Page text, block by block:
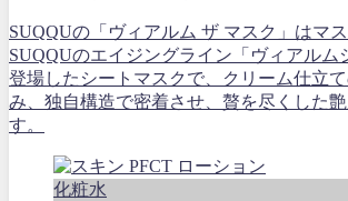
SUQQUの「ヴィアルム ザ マスク」はマス
SUQQUのエイジングライン「ヴィアルム
登場したシートマスクで、クリーム仕立
み、独自構造で密着させ、贅を尽くした
す。
化粧水